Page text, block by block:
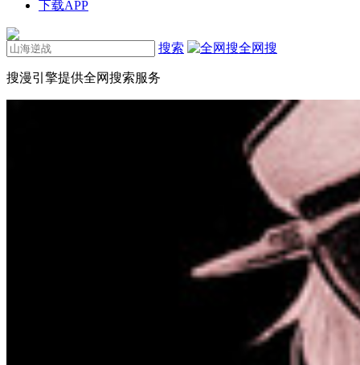
下载APP
搜索 全网搜
搜漫引擎提供全网搜索服务